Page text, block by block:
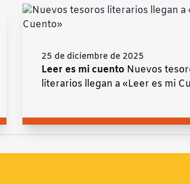
25 de diciembre de 2025
Leer es mi cuentoNuevos
literarios llegan a «Leer es mi